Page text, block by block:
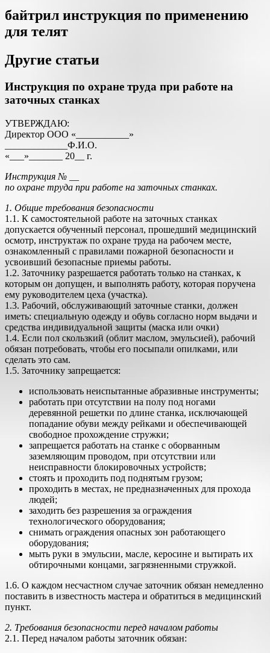
байтрил инструкция по применению
для телят
Другие статьи
Инструкция по охране труда при работе на
заточных станках
УТВЕРЖДАЮ:
Директор ООО «___________»
_____________Ф.И.О.
«___»_______ 20__ г.
Инструкция № __
по охране труда при работе на заточных станках.
1. Общие требования безопасности
1.1. К самостоятельной работе на заточных станках
допускается обученный персонал, прошедший медицинский
осмотр, инструктаж по охране труда на рабочем месте,
ознакомленный с правилами пожарной безопасности и
усвоивший безопасные приемы работы.
1.2. Заточнику разрешается работать только на станках, к
которым он допущен, и выполнять работу, которая поручена
ему руководителем цеха (участка).
1.3. Рабочий, обслуживающий заточные станки, должен
иметь: специальную одежду и обувь согласно норм выдачи и
средства индивидуальной защиты (маска или очки)
1.4. Если пол скользкий (облит маслом, эмульсией), рабочий
обязан потребовать, чтобы его посыпали опилками, или
сделать это сам.
1.5. Заточнику запрещается:
использовать неиспытанные абразивные инструменты;
работать при отсутствии на полу под ногами
деревянной решетки по длине станка, исключающей
попадание обуви между рейками и обеспечивающей
свободное прохождение стружки;
запрещается работать на станке с оборванным
заземляющим проводом, при отсутствии или
неисправности блокировочных устройств;
стоять и проходить под поднятым грузом;
проходить в местах, не предназначенных для прохода
людей;
заходить без разрешения за ограждения
технологического оборудования;
снимать ограждения опасных зон работающего
оборудования;
мыть руки в эмульсии, масле, керосине и вытирать их
обтирочными концами, загрязненными стружкой.
1.6. О каждом несчастном случае заточник обязан немедленно
поставить в известность мастера и обратиться в медицинский
пункт.
2. Требования безопасности перед началом работы
2.1. Перед началом работы заточник обязан: